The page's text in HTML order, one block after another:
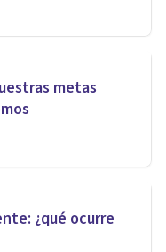
metas
¿qué ocurre